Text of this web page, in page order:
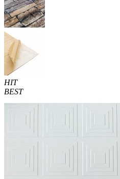
HIT
BEST